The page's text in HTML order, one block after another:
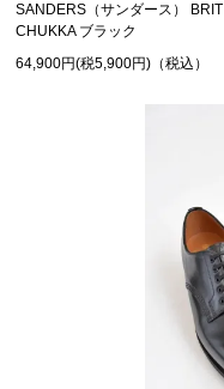
SANDERS（サンダース） BRIT
CHUKKA ブラック
64,900円(税5,900円)（税込）